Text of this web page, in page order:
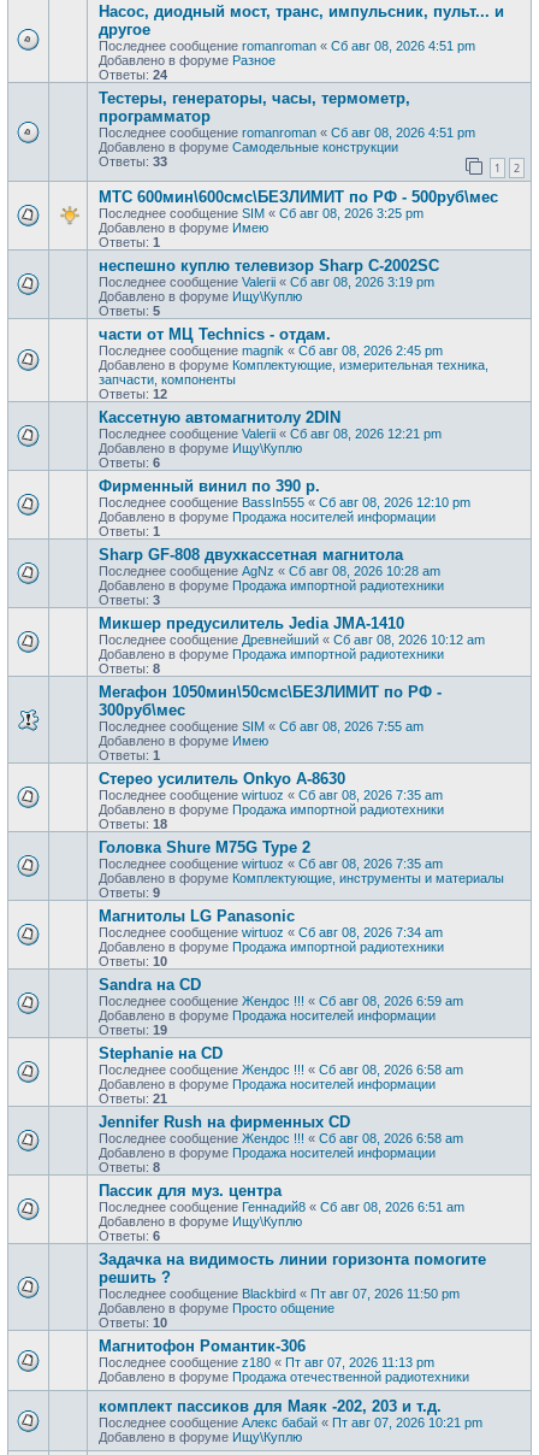
Насос, диодный мост, транс, импульсник, пульт... и
другое
Последнее сообщение romanroman « Сб авг 08, 2026 4:51 pm
Добавлено в форуме Разное
Ответы: 24
Тестеры, генераторы, часы, термометр,
программатор
Последнее сообщение romanroman « Сб авг 08, 2026 4:51 pm
Добавлено в форуме Самодельные конструкции
Ответы: 33 1 2
МТС 600мин\600смс\БЕЗЛИМИТ по РФ - 500руб\мес
Последнее сообщение SIM « Сб авг 08, 2026 3:25 pm
Добавлено в форуме Имею
Ответы: 1
неспешно куплю телевизор Sharp C-2002SC
Последнее сообщение Valerii « Сб авг 08, 2026 3:19 pm
Добавлено в форуме Ищу\Куплю
Ответы: 5
части от МЦ Technics - отдам.
Последнее сообщение magnik « Сб авг 08, 2026 2:45 pm
Добавлено в форуме Комплектующие, измерительная техника,
запчасти, компоненты
Ответы: 12
Кассетную автомагнитолу 2DIN
Последнее сообщение Valerii « Сб авг 08, 2026 12:21 pm
Добавлено в форуме Ищу\Куплю
Ответы: 6
Фирменный винил по 390 р.
Последнее сообщение BassIn555 « Сб авг 08, 2026 12:10 pm
Добавлено в форуме Продажa носителей информации
Ответы: 1
Sharp GF-808 двухкассетная магнитола
Последнее сообщение AgNz « Сб авг 08, 2026 10:28 am
Добавлено в форуме Продажа импортной радиотехники
Ответы: 3
Микшер предусилитель Jedia JMA-1410
Последнее сообщение Древнейший « Сб авг 08, 2026 10:12 am
Добавлено в форуме Продажа импортной радиотехники
Ответы: 8
Мегафон 1050мин\50смс\БЕЗЛИМИТ по РФ -
300руб\мес
Последнее сообщение SIM « Сб авг 08, 2026 7:55 am
Добавлено в форуме Имею
Ответы: 1
Стерео усилитель Onkyo A-8630
Последнее сообщение wirtuoz « Сб авг 08, 2026 7:35 am
Добавлено в форуме Продажа импортной радиотехники
Ответы: 18
Головка Shure M75G Type 2
Последнее сообщение wirtuoz « Сб авг 08, 2026 7:35 am
Добавлено в форуме Комплектующие, инструменты и материалы
Ответы: 9
Магнитолы LG Panasonic
Последнее сообщение wirtuoz « Сб авг 08, 2026 7:34 am
Добавлено в форуме Продажа импортной радиотехники
Ответы: 10
Sandra на CD
Последнее сообщение Жендос !!! « Сб авг 08, 2026 6:59 am
Добавлено в форуме Продажa носителей информации
Ответы: 19
Stephanie на CD
Последнее сообщение Жендос !!! « Сб авг 08, 2026 6:58 am
Добавлено в форуме Продажa носителей информации
Ответы: 21
Jennifer Rush на фирменных CD
Последнее сообщение Жендос !!! « Сб авг 08, 2026 6:58 am
Добавлено в форуме Продажa носителей информации
Ответы: 8
Пассик для муз. центра
Последнее сообщение Геннадий8 « Сб авг 08, 2026 6:51 am
Добавлено в форуме Ищу\Куплю
Ответы: 6
Задачка на видимость линии горизонта помогите
решить ?
Последнее сообщение Blackbird « Пт авг 07, 2026 11:50 pm
Добавлено в форуме Просто общение
Ответы: 10
Магнитофон Романтик-306
Последнее сообщение z180 « Пт авг 07, 2026 11:13 pm
Добавлено в форуме Продажа отечественной радиотехники
комплект пассиков для Маяк -202, 203 и т.д.
Последнее сообщение Алекс бабай « Пт авг 07, 2026 10:21 pm
Добавлено в форуме Ищу\Куплю